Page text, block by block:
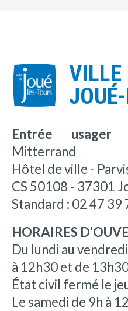
VILLE
Entrée usager
Mitterrand
Hôtel de ville -
CS 50108 - 37301
Standard : 02 47 39
HORAIRES
Du lundi au
à 12h30 et de
État civil fermé le
Le samedi de 9h à